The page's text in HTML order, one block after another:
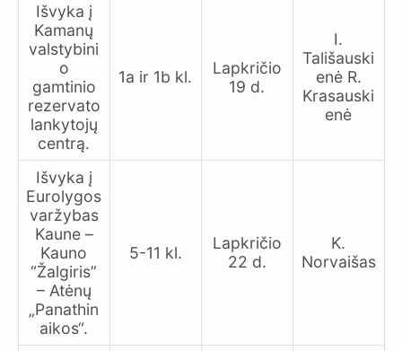
Išvyka į
Kamanų
valstybini
o
gamtinio
rezervato
lankytojų
centrą.
1a ir 1b kl.
Lapkričio
19 d.
I.
Tališauski
enė R.
Krasauski
enė
Išvyka į
Eurolygos
varžybas
Kaune –
Kauno
“Žalgiris”
– Atėnų
„Panathin
aikos“.
5-11 kl.
Lapkričio
22 d.
K.
Norvaišas